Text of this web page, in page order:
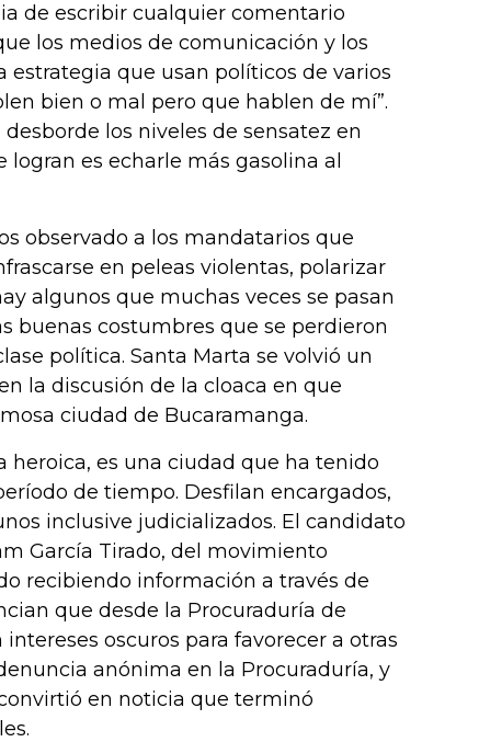
de escribir cualquier comentario
los medios de comunicación y los
estrategia que usan políticos de varios
bien o mal pero que hablen de mí”.
los niveles de sensatez en
es echarle más gasolina al
observado a los mandatarios que
en peleas violentas, polarizar
algunos que muchas veces se pasan
buenas costumbres que se perdieron
política. Santa Marta se volvió un
la discusión de la cloaca en que
ciudad de Bucaramanga.
heroica, es una ciudad que ha tenido
de tiempo. Desfilan encargados,
inclusive judicializados. El candidato
García Tirado, del movimiento
recibiendo información a través de
que desde la Procuraduría de
oscuros para favorecer a otras
anónima en la Procuraduría, y
en noticia que terminó